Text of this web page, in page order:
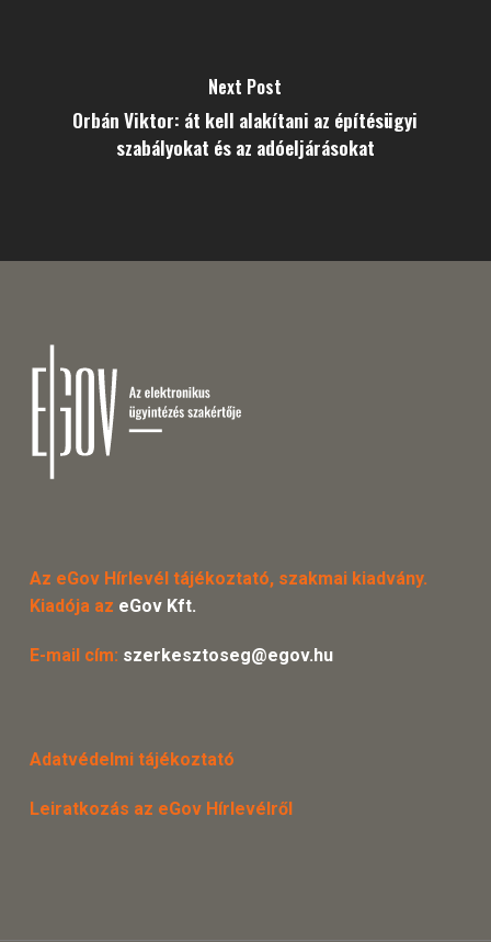
Next Post
Orbán Viktor: át kell alakítani az építésügyi
szabályokat és az adóeljárásokat
Az eGov Hírlevél tájékoztató, szakmai kiadvány.
Kiadója az eGov Kft.
E-mail cím: szerkesztoseg@egov.hu
Adatvédelmi tájékoztató
Leiratkozás az eGov Hírlevélről